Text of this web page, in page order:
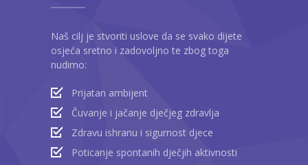
Naš cilj je stvoriti uslove da se svako dijete
osjeća sretno i zadovoljno te zbog toga
nudimo:
Prijatan ambijent
Čuvanje i jačanje dječjeg zdravlja
Zdravu ishranu i sigurnost djece
Poticanje spontanih dječjih aktivnosti